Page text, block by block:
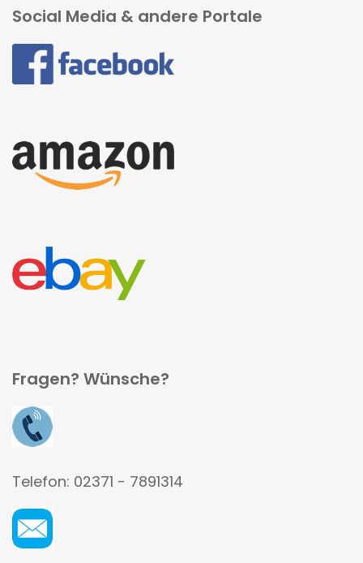
Social Media & andere Portale
Fragen? Wünsche?
Telefon: 02371 - 7891314